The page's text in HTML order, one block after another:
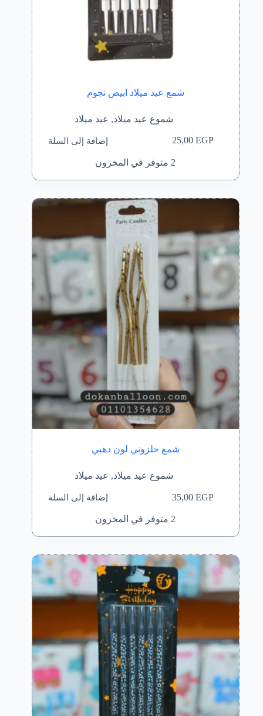
شمع عيد ميلاد ابيض نجوم
شموع عيد ميلاد, عيد ميلاد
25,00EGP إضافة إلى السلة
2 متوفر في المخزون
شمع حلزوني لون دهبي
شموع عيد ميلاد, عيد ميلاد
35,00EGP إضافة إلى السلة
2 متوفر في المخزون